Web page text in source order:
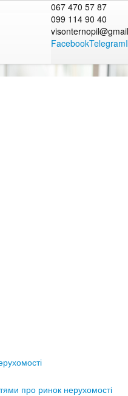
067 470 57 87
099 114 90 40
FacebookTelegram
про ринок нерухомості